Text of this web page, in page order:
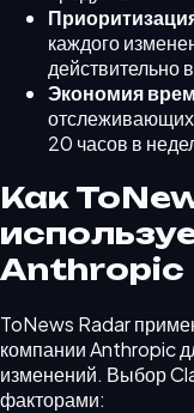
каждого
действительно
Экономия
отслеживающих
20 часов в
Как
Anthropic
ToNews Radar
компании Anthropic
изменений. Выбор
факторами: